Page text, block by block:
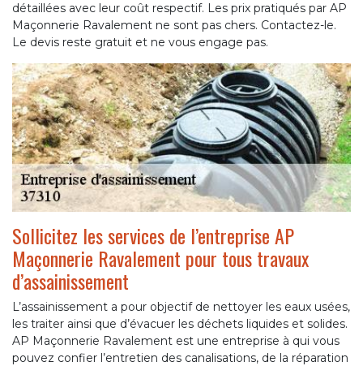
détaillées avec leur coût respectif. Les prix pratiqués par AP
Maçonnerie Ravalement ne sont pas chers. Contactez-le.
Le devis reste gratuit et ne vous engage pas.
Sollicitez les services de l’entreprise AP
Maçonnerie Ravalement pour tous travaux
d’assainissement
L’assainissement a pour objectif de nettoyer les eaux usées,
les traiter ainsi que d’évacuer les déchets liquides et solides.
AP Maçonnerie Ravalement est une entreprise à qui vous
pouvez confier l’entretien des canalisations, de la réparation